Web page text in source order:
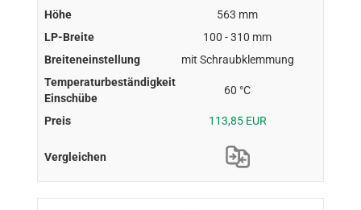
563 mm
100 - 310 mm
mit Schraubklemmung
60 °C
113,85 EUR